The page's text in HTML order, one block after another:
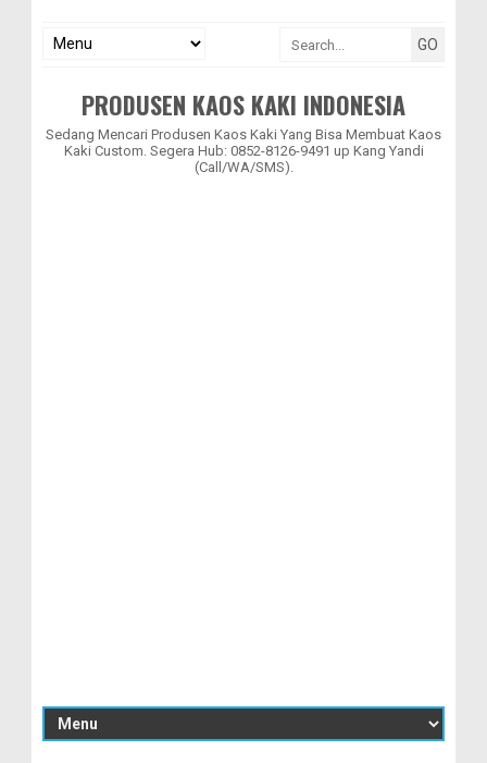
PRODUSEN KAOS KAKI INDONESIA
Sedang Mencari Produsen Kaos Kaki Yang Bisa Membuat Kaos
Kaki Custom. Segera Hub: 0852-8126-9491 up Kang Yandi
(Call/WA/SMS).